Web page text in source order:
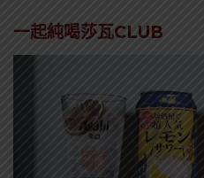
一起純喝莎瓦CLUB